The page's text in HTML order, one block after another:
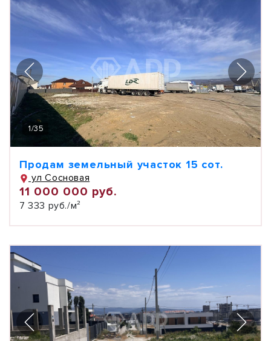
1/35
Продам земельный участок 15 сот.
ул Сосновая
11 000 000 руб.
7 333 руб./м²